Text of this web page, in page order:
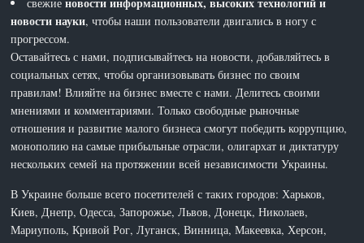
новости науки, чтобы наши пользователи двигались в ногу с
прогрессом.
Оставайтесь с нами, подписывайтесь на новости, добавляйтесь в
социальных сетях, чтобы организовывать бизнес по своим
правилам! Влияйте на бизнес вместе с нами. Делитесь своими
мнениями и комментариями. Только свободные рыночные
отношения и развитие малого бизнеса смогут победить коррупцию,
монополию на самые прибыльные отрасли, олигархат и диктатуру
нескольких семей на протяжении всей независимости Украины.
В Украине больше всего посетителей с таких городов: Харьков,
Киев, Днепр, Одесса, Запорожье, Львов, Донецк, Николаев,
Мариуполь, Кривой Рог, Луганск, Винница, Макеевка, Херсон,